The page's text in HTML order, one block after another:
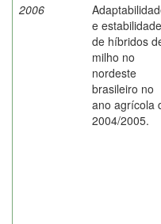
2006
e estabilidade
de híbridos
milho no
nordeste
brasileiro no
ano agrícola
2004/2005.